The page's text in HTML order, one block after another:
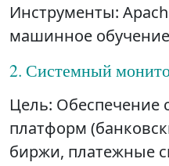
Инструменты:
машинное
2. Системный
Цель: Обеспечение
платформ
биржи, платежные